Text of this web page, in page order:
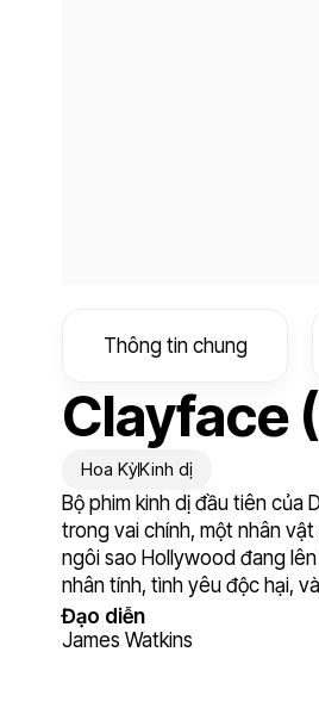
Thông tin chung
Clayface
Hoa KỳKinh dị
Bộ phim kinh dị đầu tiên của
trong vai chính, một nhân
ngôi sao Hollywood đang
nhân tính, tình yêu độc hại,
Đạo diễn
James Watkins